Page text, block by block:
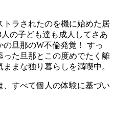
ラされたのを機に始めた居
の子ども達も成人してさあ
の旦那のW不倫発覚！ すっ
った旦那とこの度めでたく離
まな独り暮らしを満喫中。
すべて個人の体験に基づい